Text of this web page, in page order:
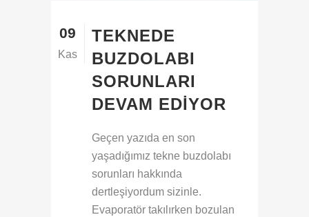
09
Kas
TEKNEDE
BUZDOLABI
SORUNLARI
DEVAM EDIYOR
Geçen yazıda en son
yaşadığımız tekne buzdolabı
sorunları hakkında
dertleşiyordum sizinle.
Evaporatör takılırken bozulan